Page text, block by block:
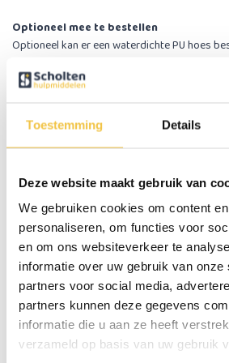
Toestemming Details
Deze website maakt gebruik van
We gebruiken cookies om content
personaliseren, om functies voor
en om ons websiteverkeer te
informatie over uw gebruik van onze
partners voor social media,
partners kunnen deze gegevens
informatie die u aan ze heeft
verzameld op basis van uw gebruik
Optioneel mee te bestellen
Optioneel kan er een waterdichte PU hoes
PU hoes is ook ideaal toepasbaar bij
ontvang je twee hoezen, de standaard mesh
PU hoes.
deluxe
Geleverd inclusief mesh hoes en hand
Extra veel luchtkamers voor een nog
en zitcomfort
2 handvatten aan de hoes
Hoes is voorzien van een anti-slip bodem
Hoes met ritssluiting
Hoes is voorzien van 2 bevestigingslusjes
stoel of rolstoel
Geleverd met 2 reparatie plakkertjes